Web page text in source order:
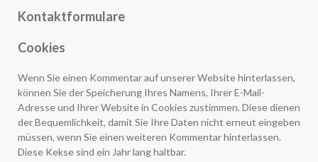
Kontaktformulare
Cookies
Wenn Sie einen Kommentar auf unserer Website hinterlassen,
können Sie der Speicherung Ihres Namens, Ihrer E-Mail-
Adresse und Ihrer Website in Cookies zustimmen. Diese dienen
der Bequemlichkeit, damit Sie Ihre Daten nicht erneut eingeben
müssen, wenn Sie einen weiteren Kommentar hinterlassen.
Diese Kekse sind ein Jahr lang haltbar.